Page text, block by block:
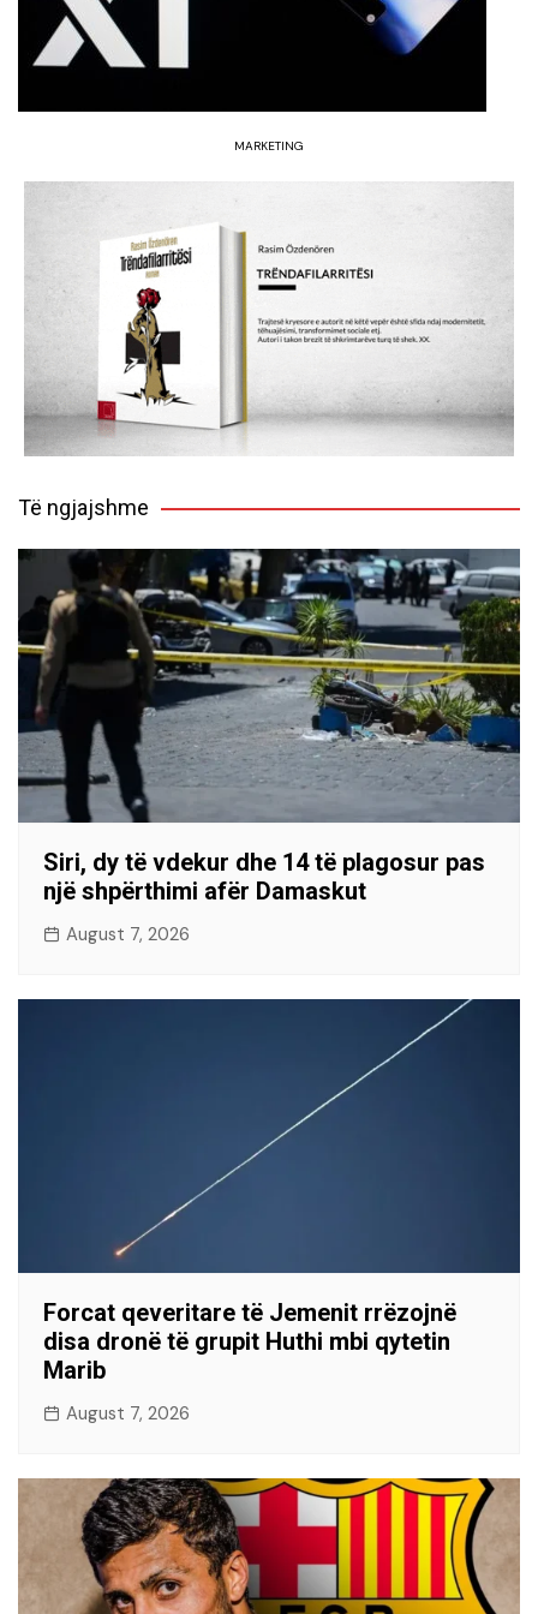
MARKETING
Të ngjajshme
Siri, dy të vdekur dhe 14 të plagosur pas
një shpërthimi afër Damaskut
August 7, 2026
Forcat qeveritare të Jemenit rrëzojnë
disa dronë të grupit Huthi mbi qytetin
Marib
August 7, 2026